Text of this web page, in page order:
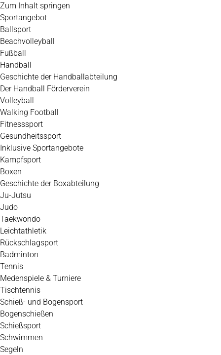
Zum Inhalt springen
Sportangebot
Ballsport
Beachvolleyball
Fußball
Handball
Geschichte der Handballabteilung
Der Handball Förderverein
Volleyball
Walking Football
Fitnesssport
Gesundheitssport
Inklusive Sportangebote
Kampfsport
Boxen
Geschichte der Boxabteilung
Ju-Jutsu
Judo
Taekwondo
Leichtathletik
Rückschlagsport
Badminton
Tennis
Medenspiele & Turniere
Tischtennis
Schieß- und Bogensport
Bogenschießen
Schießsport
Schwimmen
Segeln